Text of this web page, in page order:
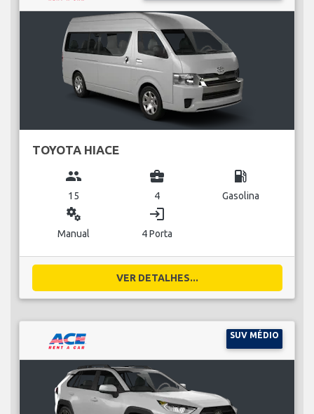
TOYOTA HIACE
group
15
business_center
4
local_gas_station
Gasolina
miscellaneous_services
Manual
login
4 Porta
VER DETALHES...
SUV MÉDIO